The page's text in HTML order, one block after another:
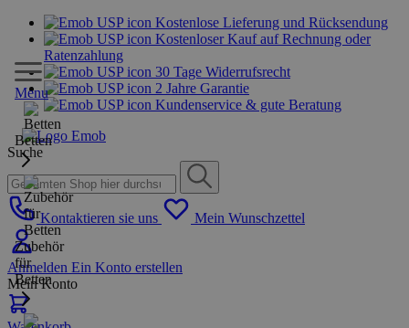
Kostenlose Lieferung und Rücksendung
Kostenloser Kauf auf Rechnung oder
Ratenzahlung
30 Tage Widerrufsrecht
2 Jahre Garantie
Kundenservice & gute Beratung
Suche
Kontaktieren sie uns Mein Wunschzettel
Anmelden Ein Konto erstellen
Mein Konto
Menu
Betten
Zubehör
für
Betten